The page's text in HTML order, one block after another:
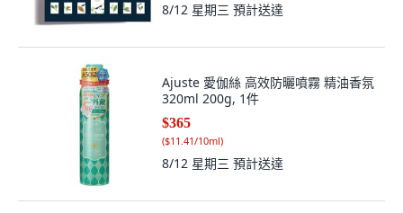
8/12 星期三 預計送達
Ajuste 愛伽絲 高效防曬噴霧 精油香氛
320ml 200g, 1件
$365
($11.41/10ml)
8/12 星期三 預計送達